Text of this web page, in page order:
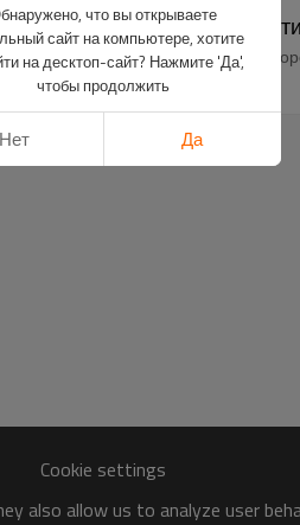
к коррозии и
запасах, стабильные поставки,
Cookie settings
also allow us to analyze user
что вы открываете
сайт на компьютере, хотите
на десктоп-сайт? Нажмите 'Да',
чтобы продолжить
Нет Да